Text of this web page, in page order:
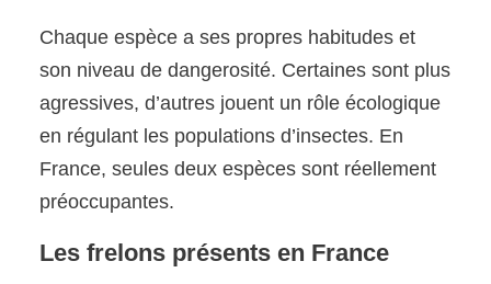
Chaque espèce a ses propres habitudes et
son niveau de dangerosité. Certaines sont plus
agressives, d’autres jouent un rôle écologique
en régulant les populations d’insectes. En
France, seules deux espèces sont réellement
préoccupantes.
Les frelons présents en France